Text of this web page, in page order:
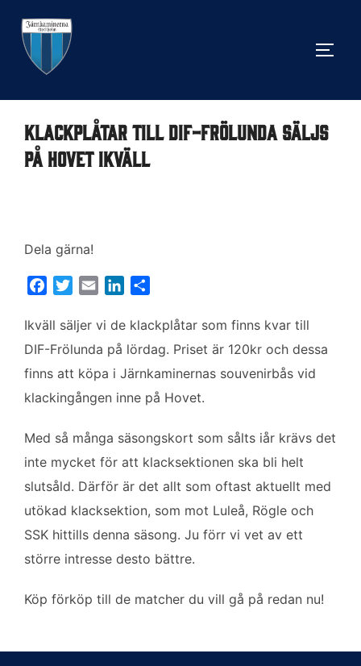
innehåll
Klackplåtar till DIF-Frölunda säljs
på Hovet ikväll
Dela gärna!
c
e
o
o
i
t
e
r
a
i
n
k
d
I
l
a
Ikväll säljer vi de klackplåtar som finns kvar till
DIF-Frölunda på lördag. Priset är 120kr och dessa
finns att köpa i Järnkaminernas souvenirbås vid
klackingången inne på Hovet.
Med så många säsongskort som sålts iår krävs det
inte mycket för att klacksektionen ska bli helt
slutsåld. Därför är det allt som oftast aktuellt med
utökad klacksektion, som mot Luleå, Rögle och
SSK hittills denna säsong. Ju förr vi vet av ett
större intresse desto bättre.
Köp förköp till de matcher du vill gå på redan nu!